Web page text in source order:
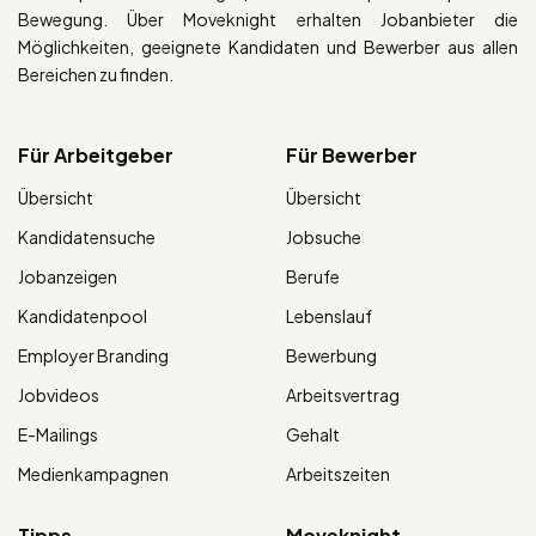
Bewegung. Über Moveknight erhalten Jobanbieter die
Möglichkeiten, geeignete Kandidaten und Bewerber aus allen
Bereichen zu finden.
Für Arbeitgeber
Übersicht
Kandidatensuche
Jobanzeigen
Kandidatenpool
Employer Branding
Jobvideos
E-Mailings
Medienkampagnen
Für Bewerber
Übersicht
Jobsuche
Berufe
Lebenslauf
Bewerbung
Arbeitsvertrag
Gehalt
Arbeitszeiten